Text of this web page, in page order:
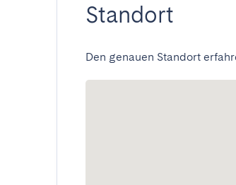
Standort
Den genauen Standort